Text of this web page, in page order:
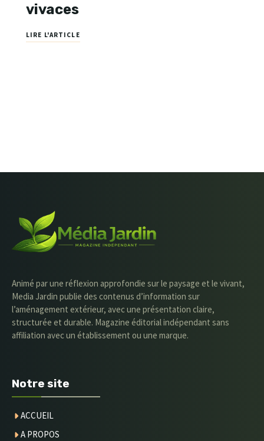
vivaces
LIRE L'ARTICLE
Animé par une réflexion approfondie sur le paysage et le vivant,
Media Jardin publie des contenus d’information sur
l’aménagement extérieur, avec une présentation claire,
structurée et durable. Magazine éditorial indépendant sans
affiliation avec un établissement ou une marque.
Notre site
ACCUEIL
A PROPOS